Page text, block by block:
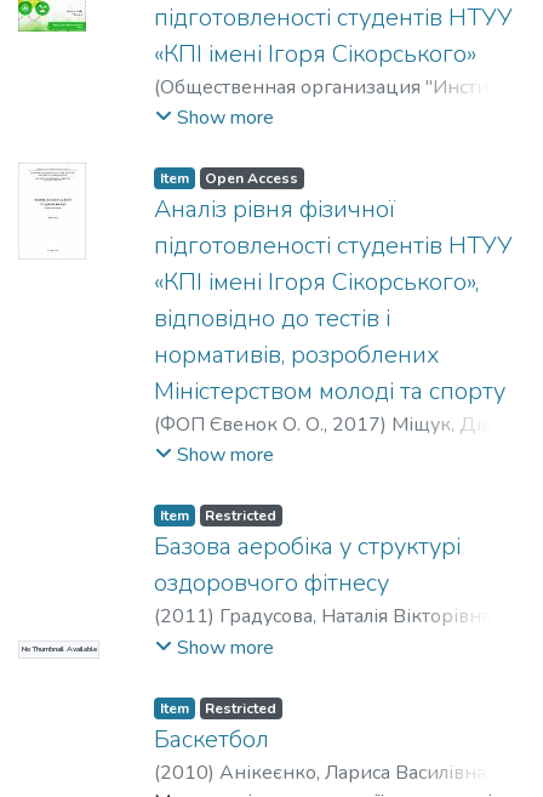
підготовленості студентів НТУУ
«КПІ імені Ігоря Сікорського»
(Общественная организация "Институт
социальной трансформации"
Diana Mykolaivna
Show more
Item Open Access
Аналіз рівня фізичної
підготовленості студентів НТУУ
«КПІ імені Ігоря Сікорського»,
відповідно до тестів і
нормативів, розроблених
Міністерством молоді та спорту
(ФОП Євенок О. О., 2017) Міщук, Діана
Миколаївна;Черевичко, Олександр
Cherevychko, Oleksandr Hennadiiovych
Show more
No Thumbnail Available
Item Restricted
Базова аеробіка у структурі
оздоровчого фітнесу
(2011) Градусова, Наталія Вікторівна
Кузьменко, Наталія Вікторівна
інженерний факультет
Show more
Item Restricted
Баскетбол
(2010) Анікеєнко, Лариса Василівна